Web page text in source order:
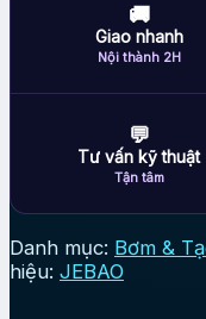
dòng
lượng
🚚
Giao nhanh
Nội thành 2H
💬
Tư vấn kỹ thuật
Tận tâm
Danh mục: Bơm &
hiệu: JEBAO